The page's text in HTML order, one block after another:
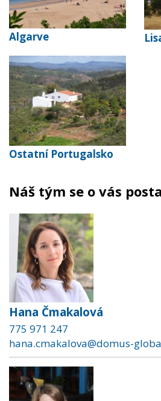
Algarve
Ostatní Portugalsko
Náš tým se o vás
Hana Čmakalová
775 971 247
hana.cmakalova@domus-